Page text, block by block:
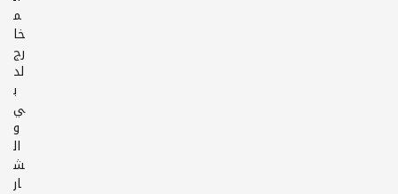
م
خا
رج
لد
ب
ي
و
ال
ش
ار